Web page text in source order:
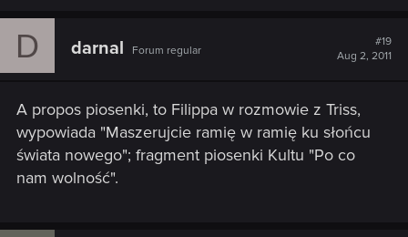
D darnal Forum regular
#19
Aug 2, 2011
A propos piosenki, to Filippa w rozmowie z Triss,
wypowiada "Maszerujcie ramię w ramię ku słońcu
świata nowego"; fragment piosenki Kultu "Po co
nam wolność".